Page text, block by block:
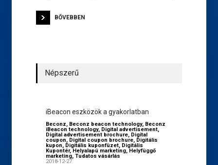
BŐVEBBEN
Népszerű
iBeacon eszközök a gyakorlatban
Beconz, Beconz beacon technology, Beconz
iBeacon technology, Digital advertisement,
Digital advertisement brochure, Digital
coupon, Digital coupon brochure, Digitális
kupon, Digitális kuponfüzet, Digitális
Kupontér, Helyalapú marketing, Helyfüggő
marketing, Tudatos vásárlás
2018-12-27